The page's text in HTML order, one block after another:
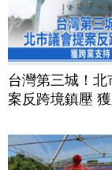
台灣第三城！北
案反跨境鎮壓